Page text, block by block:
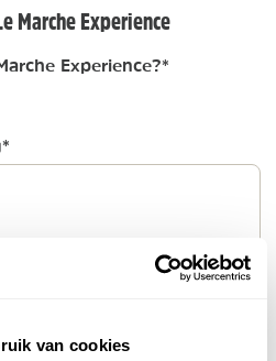
van cookies
Marche Experience
Experience?*
*